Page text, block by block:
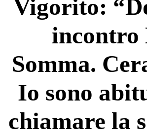
Vigorito:
incontro
Somma.
Io sono
chiamare la